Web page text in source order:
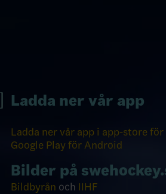
Ladda ner vår app
Ladda ner vår app i app-store för
Google Play för Android
Bilder på
Bildbyrån och IIHF